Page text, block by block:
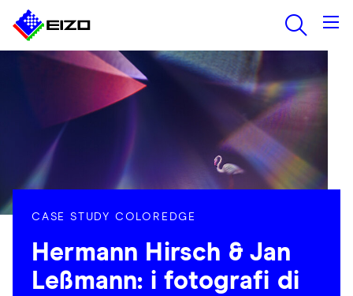
CASE STUDY COLOREDGE
Hermann Hirsch & Jan
Leßmann: i fotografi di